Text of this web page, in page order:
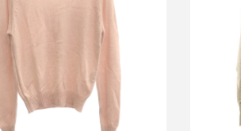
KNIT P/O サマーカシミヤ
買取金額14,400円
詳しく見る
ァ